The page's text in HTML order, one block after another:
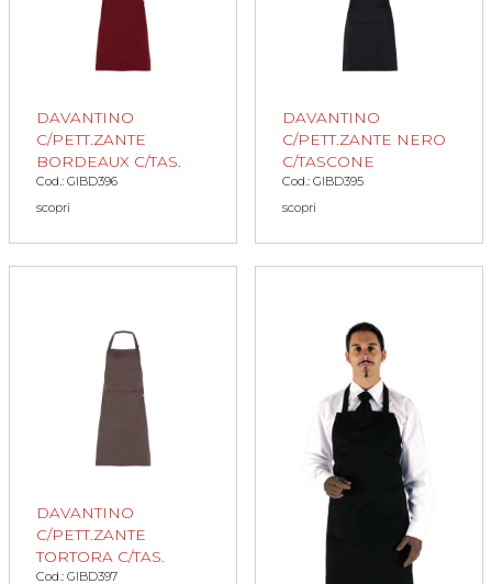
DAVANTINO
C/PETT.ZANTE
BORDEAUX C/TAS.
Cod.: GIBD396
scopri
DAVANTINO
C/PETT.ZANTE NERO
C/TASCONE
Cod.: GIBD395
scopri
DAVANTINO
C/PETT.ZANTE
TORTORA C/TAS.
Cod.: GIBD397